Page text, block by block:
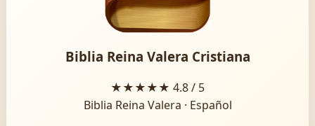
Biblia Reina Valera Cristiana
★★★★★ 4.8 / 5
Biblia Reina Valera · Español